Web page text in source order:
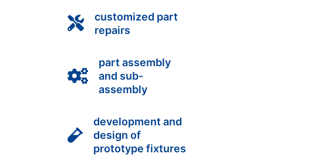

customized part
repairs

part assembly
and sub-
assembly

development and
design of
prototype fixtures